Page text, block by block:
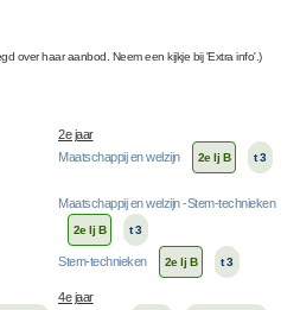
over haar aanbod. Neem een kijkje bij 'Extra info'.)
2e jaar
Maatschappij en welzijn 2e lj B t 3
Maatschappij en welzijn -Stem-technieken
2e lj B t 3
Stem-technieken 2e lj B t 3
4e jaar